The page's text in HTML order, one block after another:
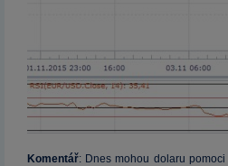
Komentář: Dnes mohou dolaru